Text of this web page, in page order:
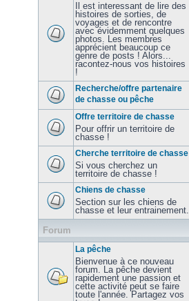
Il est interessant de lire des
histoires de sorties, de
voyages et de rencontre
avec évidemment quelques
photos. Les membres
apprécient beaucoup ce
genre de posts ! Alors...
racontez-nous vos histoires
!
Recherche/offre partenaire
de chasse ou pêche
Offre territoire de chasse
Pour offrir un territoire de
chasse !
Cherche territoire de chasse
Si vous cherchez un
territoire de chasse !
Chiens de chasse
Section sur les chiens de
chasse et leur entrainement.
Forum
La pêche
Bienvenue à ce nouveau
forum. La pêche devient
rapidement une passion et
cette activité peut se faire
toute l'année. Partagez vos